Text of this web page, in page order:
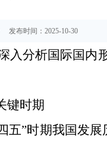
发布时间：2025-10-30
入分析国际国内
键时期
五”时期我国发